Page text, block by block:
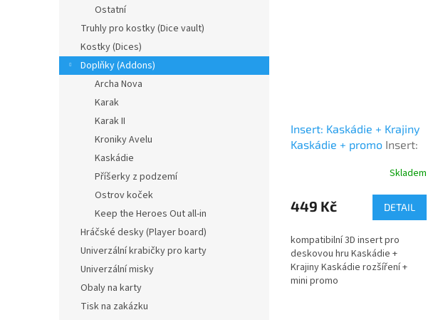
Ostatní
Truhly pro kostky (Dice vault)
Kostky (Dices)
Doplňky (Addons)
Archa Nova
Karak
Karak II
Kroniky Avelu
Kaskádie
Příšerky z podzemí
Ostrov koček
Keep the Heroes Out all-in
Hráčské desky (Player board)
Univerzální krabičky pro karty
Univerzální misky
Obaly na karty
Tisk na zakázku
Insert: Kaskádie + Krajiny
Kaskádie + promo Insert:
Skladem
449 Kč DETAIL
kompatibilní 3D insert pro
deskovou hru Kaskádie +
Krajiny Kaskádie rozšíření +
mini promo